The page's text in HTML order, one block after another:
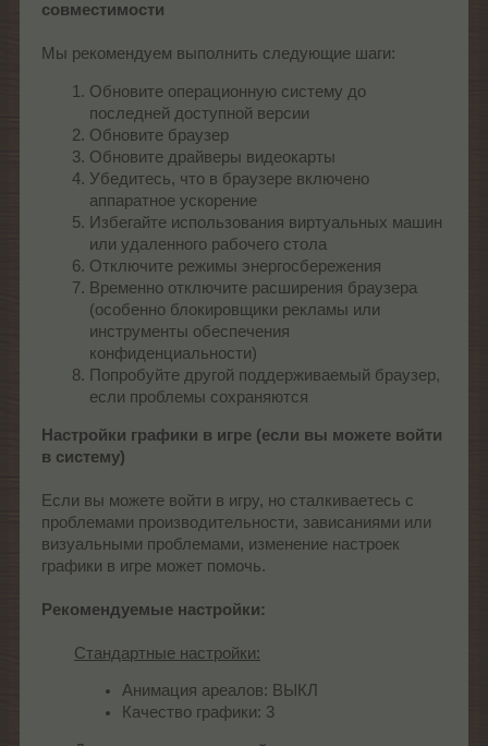
совместимости
Мы рекомендуем выполнить следующие шаги:
Обновите операционную систему до
последней доступной версии
Обновите браузер
Обновите драйверы видеокарты
Убедитесь, что в браузере включено
аппаратное ускорение
Избегайте использования виртуальных машин
или удаленного рабочего стола
Отключите режимы энергосбережения
Временно отключите расширения браузера
(особенно блокировщики рекламы или
инструменты обеспечения
конфиденциальности)
Попробуйте другой поддерживаемый браузер,
если проблемы сохраняются
Настройки графики в игре (если вы можете войти
в систему)
Если вы можете войти в игру, но сталкиваетесь с
проблемами производительности, зависаниями или
визуальными проблемами, изменение настроек
графики в игре может помочь.
Рекомендуемые настройки:
Стандартные настройки:
Анимация ареалов: ВЫКЛ
Качество графики: 3